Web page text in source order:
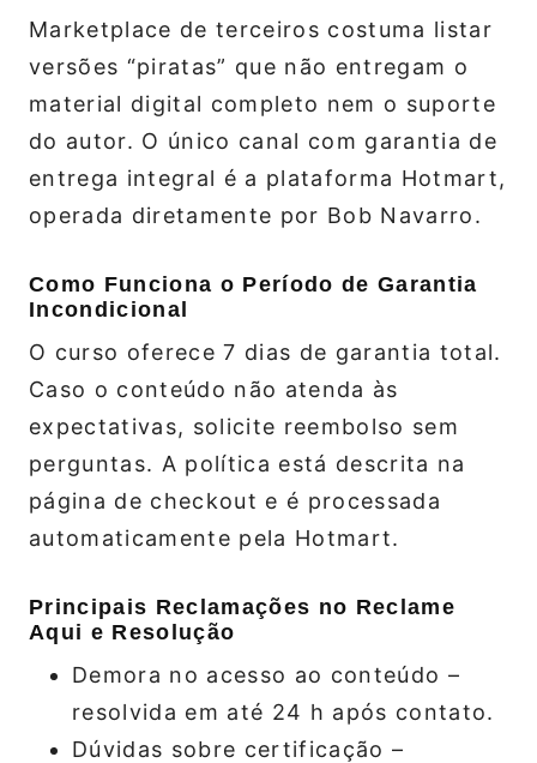
Marketplace de terceiros costuma listar
versões “piratas” que não entregam o
material digital completo nem o suporte
do autor. O único canal com garantia de
entrega integral é a plataforma Hotmart,
operada diretamente por Bob Navarro.
Como Funciona o Período de Garantia
Incondicional
O curso oferece 7 dias de garantia total.
Caso o conteúdo não atenda às
expectativas, solicite reembolso sem
perguntas. A política está descrita na
página de checkout e é processada
automaticamente pela Hotmart.
Principais Reclamações no Reclame
Aqui e Resolução
Demora no acesso ao conteúdo –
resolvida em até 24 h após contato.
Dúvidas sobre certificação –